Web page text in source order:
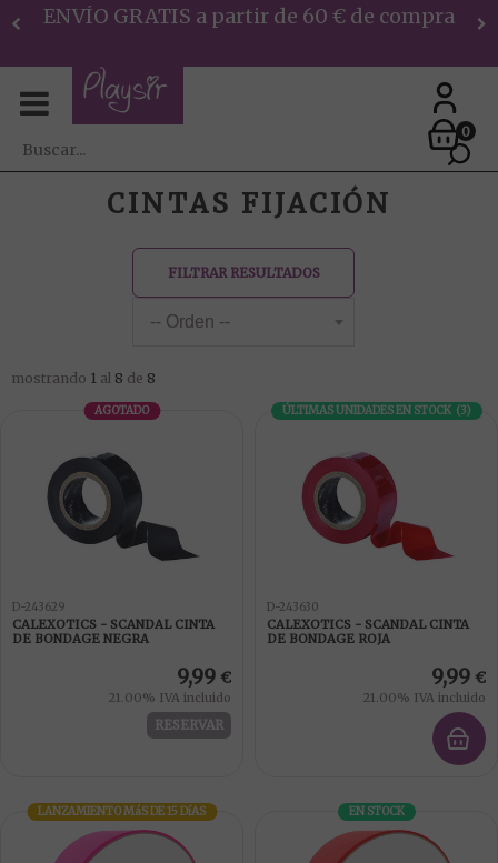
ENVÍO GRATIS a partir de 60 € de compra
0
CINTAS FIJACIÓN
FILTRAR RESULTADOS
mostrando 1 al 8 de 8
AGOTADO
D-243629
CALEXOTICS - SCANDAL CINTA
DE BONDAGE NEGRA
9,99 €
21.00% IVA incluido
RESERVAR
ÚLTIMAS UNIDADES EN STOCK (3)
D-243630
CALEXOTICS - SCANDAL CINTA
DE BONDAGE ROJA
9,99 €
21.00% IVA incluido
LANZAMIENTOMáS DE 15 DíAS EN STOCK